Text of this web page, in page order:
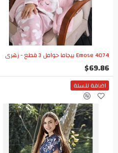
Emose 4074 بيجاما حوامل 3 قطع - زهري
$69.86
اضافة للسلة